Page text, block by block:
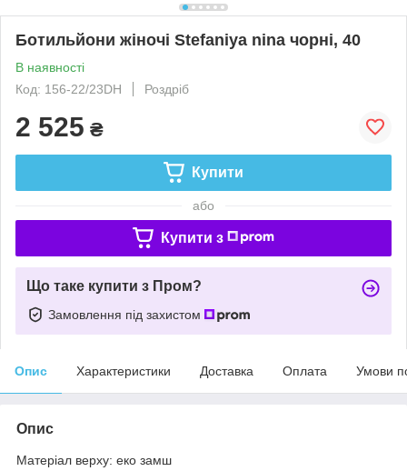
Ботильйони жіночі Stefaniya nina чорні, 40
В наявності
Код: 156-22/23DH
Роздріб
2 525 ₴
Купити
або
Купити з
Що таке купити з Пром?
Замовлення під захистом
Опис Характеристики Доставка Оплата Умови
Опис
Матеріал верху: еко замш